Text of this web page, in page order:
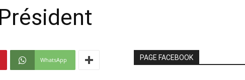
WhatsApp PAGE FACEBOOK